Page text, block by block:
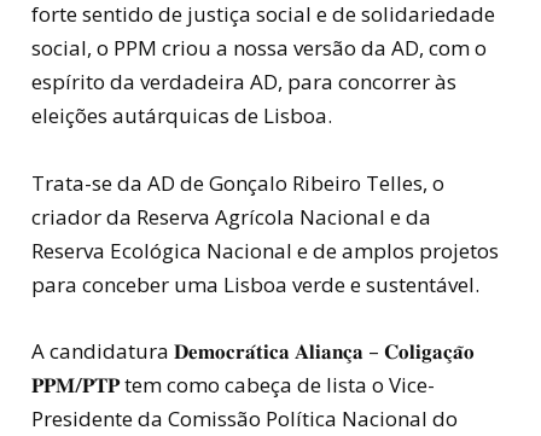
forte sentido de justiça social e de solidariedade
social, o PPM criou a nossa versão da AD, com o
espírito da verdadeira AD, para concorrer às
eleições autárquicas de Lisboa.
Trata-se da AD de Gonçalo Ribeiro Telles, o
criador da Reserva Agrícola Nacional e da
Reserva Ecológica Nacional e de amplos projetos
para conceber uma Lisboa verde e sustentável.
A candidatura 𝐃𝐞𝐦𝐨𝐜𝐫𝐚́𝐭𝐢𝐜𝐚 𝐀𝐥𝐢𝐚𝐧𝐜̧𝐚 – 𝐂𝐨𝐥𝐢𝐠𝐚𝐜̧𝐚̃𝐨
𝐏𝐏𝐌/𝐏𝐓𝐏 tem como cabeça de lista o Vice-
Presidente da Comissão Política Nacional do